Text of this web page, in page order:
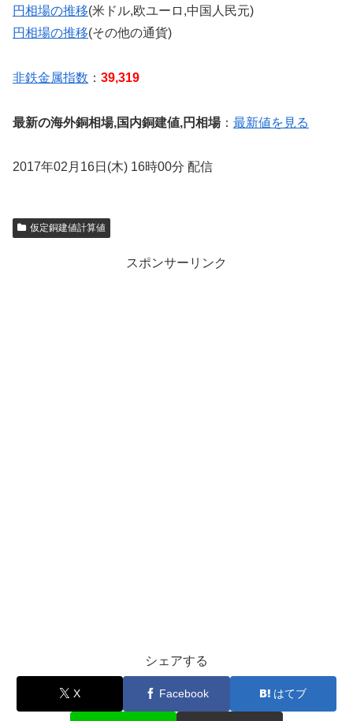
円相場の推移(米ドル,欧ユーロ,中国人民元)
円相場の推移(その他の通貨)
非鉄金属指数 ： 39,319
最新の海外銅相場,国内銅建値,円相場： 最新値を見る
2017年02月16日(木) 16時00分 配信
仮定銅建値計算値
スポンサーリンク
シェアする
X Facebook はてブ